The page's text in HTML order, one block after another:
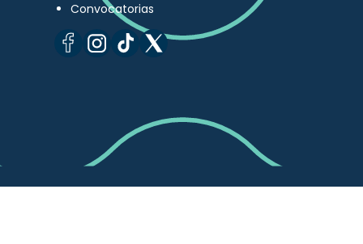
Convocatorias